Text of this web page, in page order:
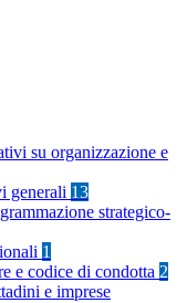
su organizzazione e
generali 13
strategico-
1
e codice di condotta 2
e imprese